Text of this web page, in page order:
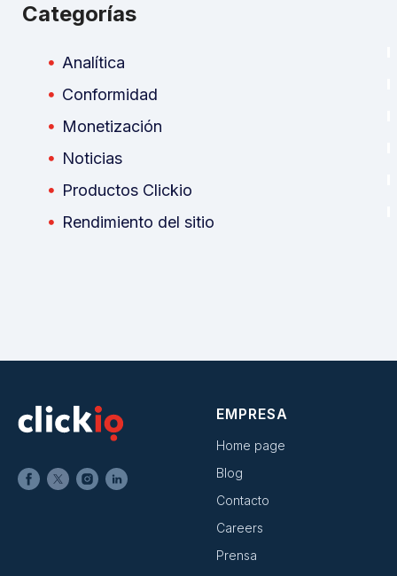
Categorías
Analítica
Conformidad
Monetización
Noticias
Productos Clickio
Rendimiento del sitio
EMPRESA
Home page
Blog
Contacto
Careers
Prensa